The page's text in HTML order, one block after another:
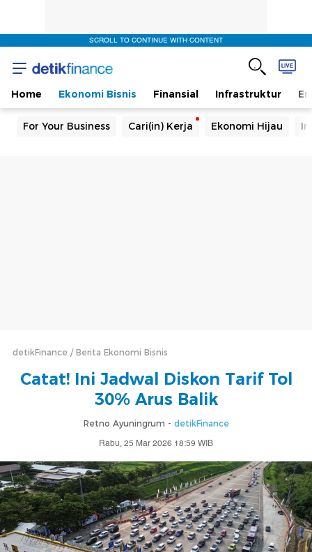
SCROLL TO CONTINUE WITH CONTENT
Home Ekonomi Bisnis Finansial Infrastruktur
For Your Business Cari(in) Kerja Ekonomi Hijau
detikFinance Berita Ekonomi Bisnis
Catat! Ini Jadwal Diskon Tarif Tol
30% Arus Balik
Retno Ayuningrum - detikFinance
Rabu, 25 Mar 2026 18:59 WIB